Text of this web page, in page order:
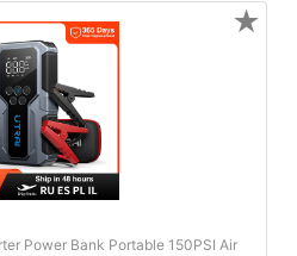
Power Bank Portable 150PSI Air
★